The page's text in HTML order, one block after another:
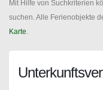
Mit Hilfe von Suchkriterien
suchen. Alle Ferienobjekte
Karte.